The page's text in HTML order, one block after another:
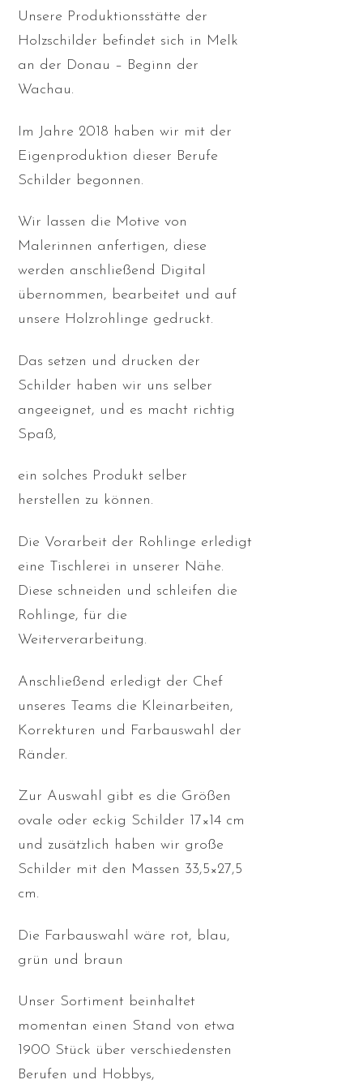
Unsere Produktionsstätte der
Holzschilder befindet sich in Melk
an der Donau – Beginn der
Wachau.
Im Jahre 2018 haben wir mit der
Eigenproduktion dieser Berufe
Schilder begonnen.
Wir lassen die Motive von
Malerinnen anfertigen, diese
werden anschließend Digital
übernommen, bearbeitet und auf
unsere Holzrohlinge gedruckt.
Das setzen und drucken der
Schilder haben wir uns selber
angeeignet, und es macht richtig
Spaß,
ein solches Produkt selber
herstellen zu können.
Die Vorarbeit der Rohlinge erledigt
eine Tischlerei in unserer Nähe.
Diese schneiden und schleifen die
Rohlinge, für die
Weiterverarbeitung.
Anschließend erledigt der Chef
unseres Teams die Kleinarbeiten,
Korrekturen und Farbauswahl der
Ränder.
Zur Auswahl gibt es die Größen
ovale oder eckig Schilder 17×14 cm
und zusätzlich haben wir große
Schilder mit den Massen 33,5×27,5
cm.
Die Farbauswahl wäre rot, blau,
grün und braun
Unser Sortiment beinhaltet
momentan einen Stand von etwa
1900 Stück über verschiedensten
Berufen und Hobbys,